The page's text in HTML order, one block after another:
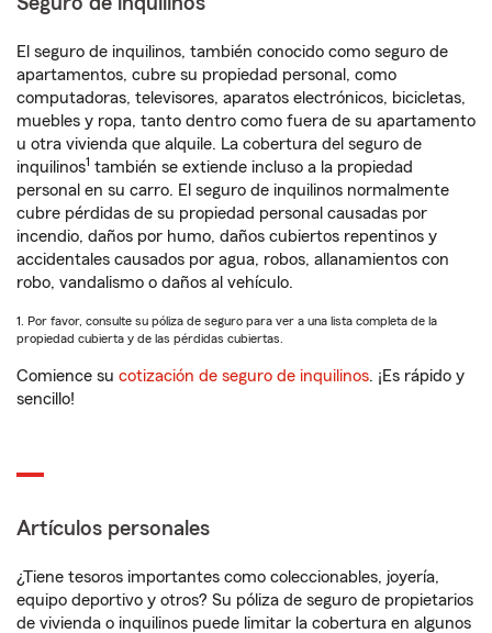
El seguro de inquilinos, también conocido como seguro de
apartamentos, cubre su propiedad personal, como
computadoras, televisores, aparatos electrónicos, bicicletas,
muebles y ropa, tanto dentro como fuera de su apartamento
u otra vivienda que alquile. La cobertura del seguro de
inquilinos1 también se extiende incluso a la propiedad
personal en su carro. El seguro de inquilinos normalmente
cubre pérdidas de su propiedad personal causadas por
incendio, daños por humo, daños cubiertos repentinos y
accidentales causados por agua, robos, allanamientos con
robo, vandalismo o daños al vehículo.
1. Por favor, consulte su póliza de seguro para ver a una lista completa de la
propiedad cubierta y de las pérdidas cubiertas.
Comience su cotización de seguro de inquilinos. ¡Es rápido y
sencillo!
Artículos personales
¿Tiene tesoros importantes como coleccionables, joyería,
equipo deportivo y otros? Su póliza de seguro de propietarios
de vivienda o inquilinos puede limitar la cobertura en algunos